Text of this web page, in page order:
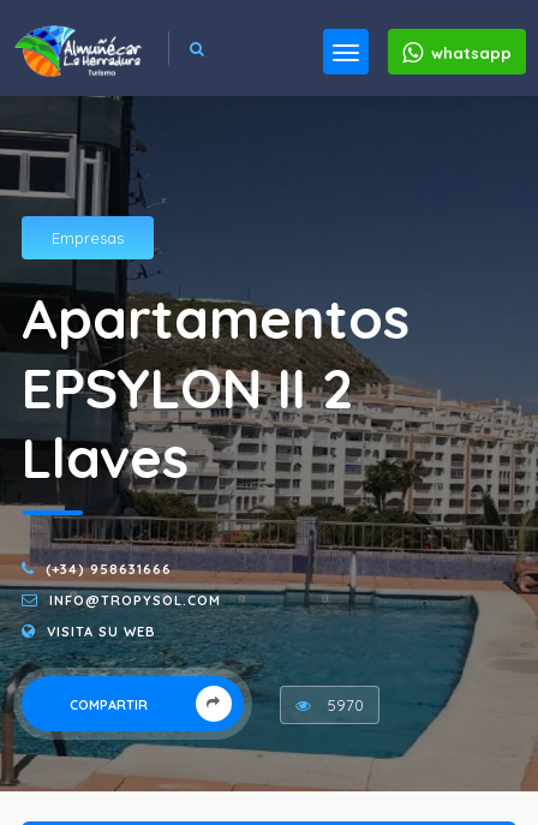
whatsapp
Empresas
Apartamentos
EPSYLON II 2
Llaves
(+34) 958631666
INFO@TROPYSOL.COM
VISITA SU WEB
COMPARTIR 5970